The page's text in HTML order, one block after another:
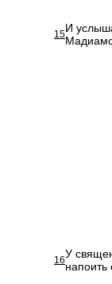
15И
16У
напоить